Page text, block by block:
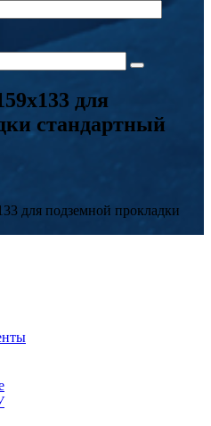
для
стандартный
для подземной прокладки